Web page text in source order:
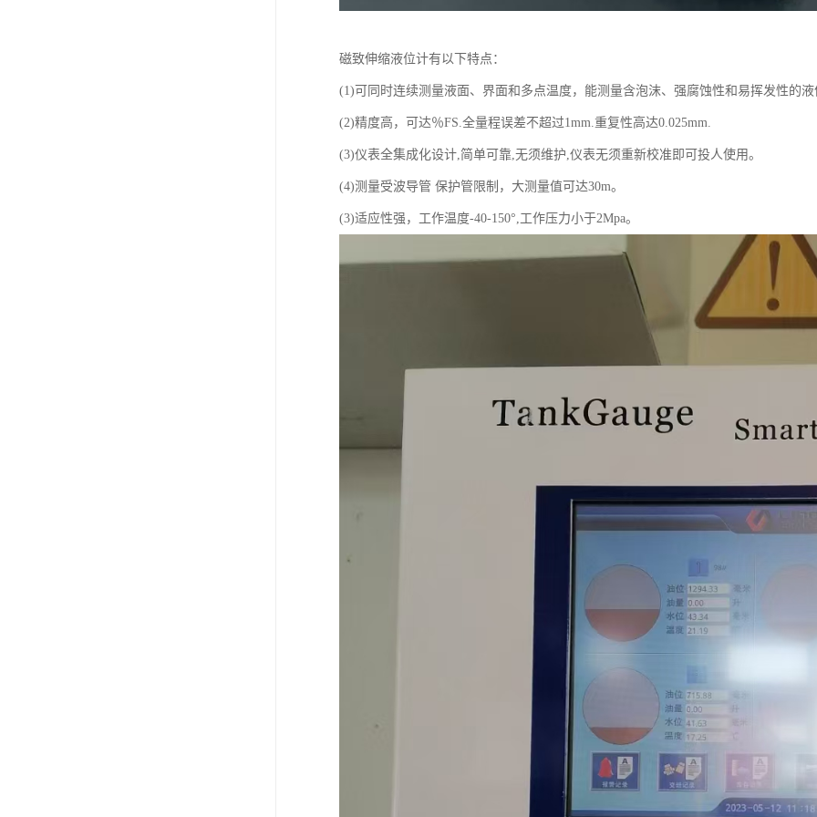
磁致伸缩液位计有以下特点：
(1)可同时连续测量液面、界面和多点温度，能测量含泡沫、强腐蚀性和易挥发性的液
(2)精度高，可达％FS.全量程误差不超过1mm.重复性高达0.025mm.
(3)仪表全集成化设计,简单可靠,无须维护,仪表无须重新校准即可投人使用。
(4)测量受波导管 保护管限制，大测量值可达30m。
(3)适应性强，工作温度-40-150°,工作压力小于2Mpa。